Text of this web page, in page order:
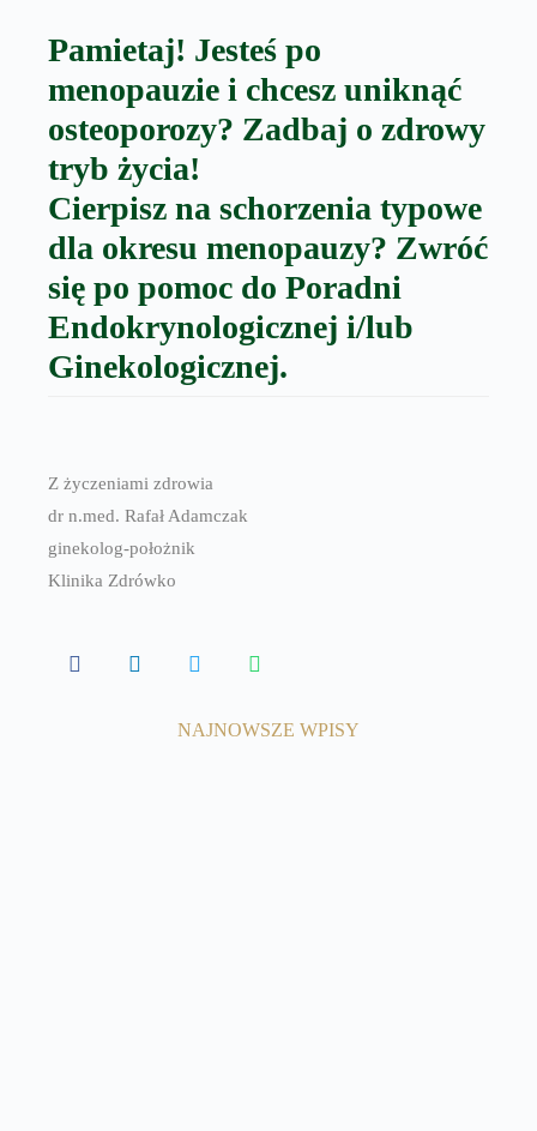
Pamietaj! Jesteś po
menopauzie i chcesz uniknąć
osteoporozy? Zadbaj o zdrowy
tryb życia!
Cierpisz na schorzenia typowe
dla okresu menopauzy? Zwróć
się po pomoc do Poradni
Endokrynologicznej i/lub
Ginekologicznej.
Z życzeniami zdrowia
dr n.med. Rafał Adamczak
ginekolog-położnik
Klinika Zdrówko
NAJNOWSZE WPISY